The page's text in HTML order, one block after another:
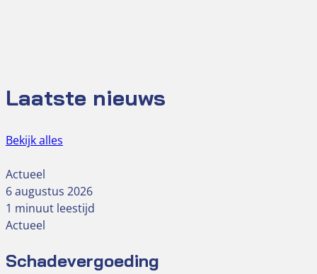
Laatste nieuws
Bekijk alles
Actueel
6 augustus 2026
1 minuut leestijd
Actueel
Schadevergoeding